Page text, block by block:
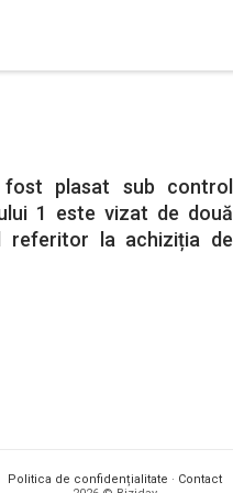
fost plasat sub control
1 este vizat de două
referitor la achiziția de
Politica de confidențialitate · Contact